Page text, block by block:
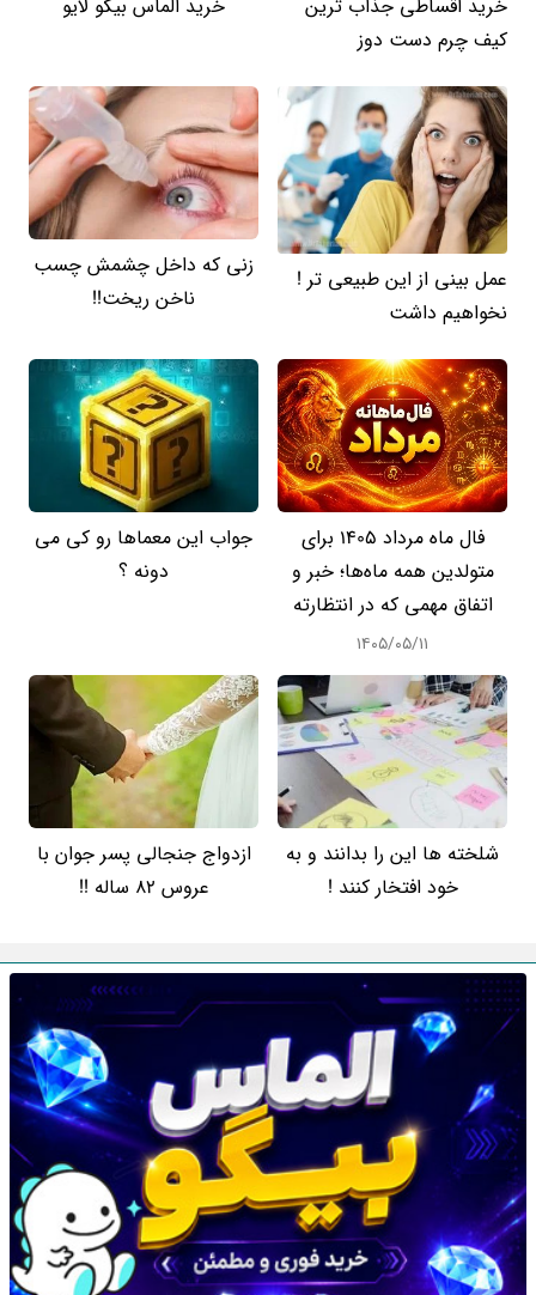
خرید اقساطی جذاب ترین
کیف چرم دست دوز
خرید الماس بیگو لایو
عمل بینی از این طبیعی تر !
نخواهیم داشت
زنی که داخل چشمش چسب
ناخن ریخت!!
فال ماه مرداد 1405 برای
متولدین همه ماه‌ها؛ خبر و
اتفاق مهمی که در انتظارته
۱۴۰۵/۰۵/۱۱
جواب این معماها رو کی می
دونه ؟
شلخته ها این را بدانند و به
خود افتخار کنند !
ازدواج جنجالی پسر جوان با
عروس 82 ساله !!